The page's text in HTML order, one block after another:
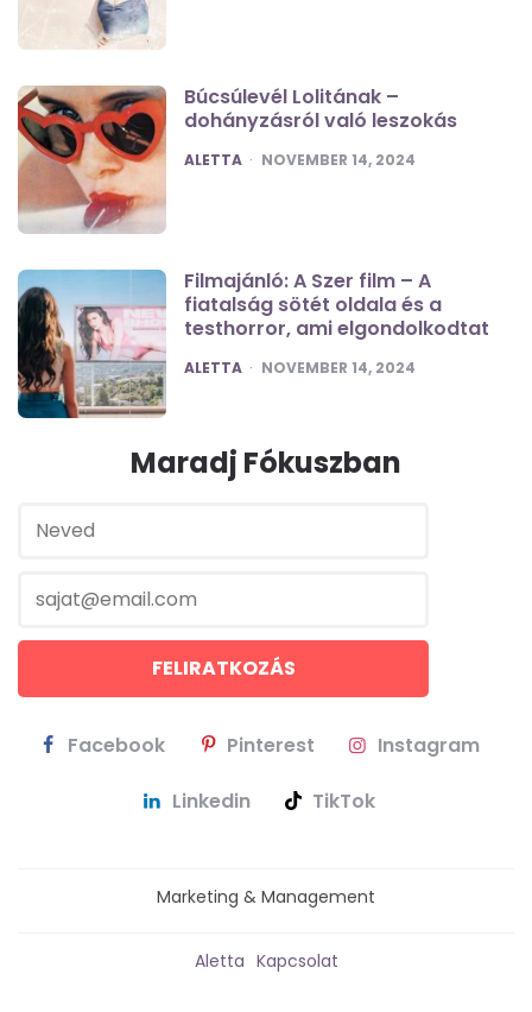
Búcsúlevél Lolitának –
dohányzásról való leszokás
POSTED
ALETTA NOVEMBER 14, 2024
Filmajánló: A Szer film – A
fiatalság sötét oldala és a
testhorror, ami elgondolkodtat
POSTED
ALETTA NOVEMBER 14, 2024
Maradj Fókuszban
Facebook Pinterest Instagram
Linkedin TikTok
Marketing & Management
Aletta Kapcsolat